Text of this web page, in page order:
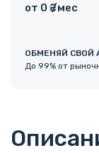
от 0 ₴ /мес
ОБМЕНЯЙ СВОЙ
До 99% от